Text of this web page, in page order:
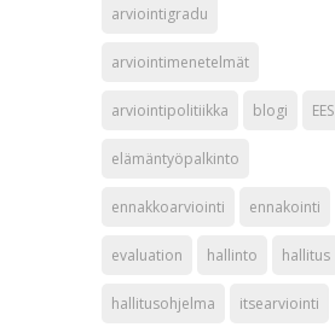
arviointigradu
arviointimenetelmät
arviointipolitiikka blogi EES
elämäntyöpalkinto
ennakkoarviointi ennakointi
evaluation hallinto hallitus
hallitusohjelma itsearviointi